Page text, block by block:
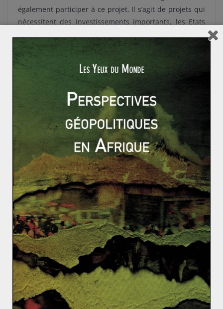
également participer à ce projet. Il s’agit de projets qui
nécessitent des investissements importants, les Etats
contribuer. Dans ce contexte de coopération, le maire
de Thessalonique veut également créer un festival pour
artistes en partenariat avec Skopje. L’objectif est de
rassembler les capitales de la Macédoine grecque et de
la Macédoine indépendante slave, dont les relations
sont tendues maisconnaissent un fort réchauffement
depuis le début de l’année 2017.
On peut d’ailleurs penser qu’une fois ces relations
normalisées, la Macédoine pourrait intégrer le sommet
quadrilatéral. Si la Serbie et la Macédoine semblent
concernées directement ou indirectement par les
initiatives avancées, la déclaration conjointe précise
bien que le sommet a pour objectif l’intégration des
pays des Balkans occidentaux, ce qui inclut également
le Monténégro, la Bosnie-Herzégovine, l’Albanie voire le
Kosovo si son indépendance est reconnue par
Belgrade. On constate donc un réel dynamisme au sein
des pays du sud-est de l’Europe, un rapprochement
encourageant quand on garde en mémoire les
nombreux conflits qui ont ensanglanté la région durant
la première moitié du XXème siècle, puis lesguerres de